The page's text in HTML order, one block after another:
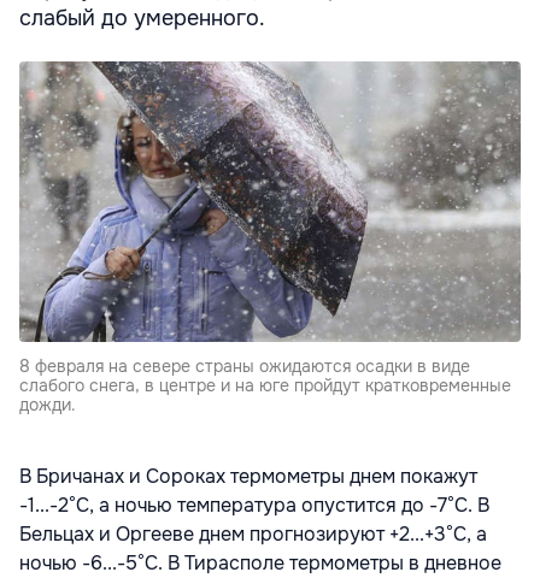
слабый до умеренного.
8 февраля на севере страны ожидаются осадки в виде
слабого снега, в центре и на юге пройдут кратковременные
дожди.
В Бричанах и Сороках термометры днем покажут
-1...-2°С, а ночью температура опустится до -7°С. В
Бельцах и Оргееве днем прогнозируют +2...+3°С, а
ночью -6...-5°С. В Тирасполе термометры в дневное